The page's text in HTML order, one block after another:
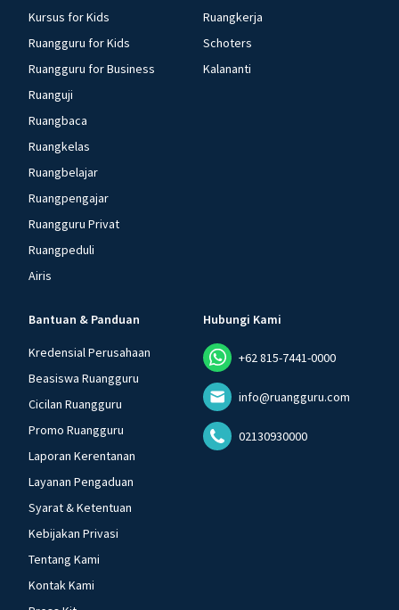
Kursus for Kids
Ruangguru for Kids
Ruangguru for Business
Ruanguji
Ruangbaca
Ruangkelas
Ruangbelajar
Ruangpengajar
Ruangguru Privat
Ruangpeduli
Airis
Ruangkerja
Schoters
Kalananti
Bantuan & Panduan
Kredensial Perusahaan
Beasiswa Ruangguru
Cicilan Ruangguru
Promo Ruangguru
Laporan Kerentanan
Layanan Pengaduan
Syarat & Ketentuan
Kebijakan Privasi
Tentang Kami
Kontak Kami
Hubungi Kami
+62 815-7441-0000
info@ruangguru.com
02130930000